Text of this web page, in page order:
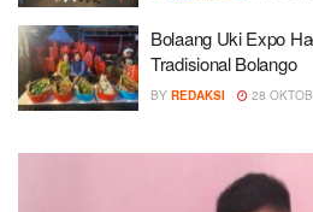
Bolaang Uki Expo
Tradisional Bolango
BY REDAKSI 28